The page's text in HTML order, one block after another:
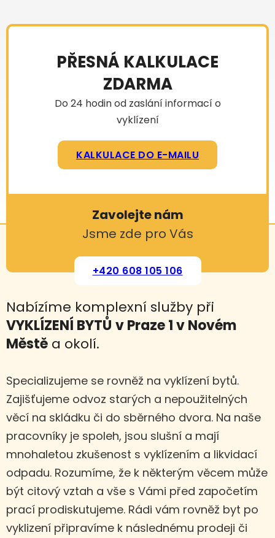
PŘESNÁ KALKULACE
ZDARMA
Do 24 hodin od zaslání informací o
vyklízení
KALKULACE DO E-MAILU
Zavolejte nám
Jsme zde pro Vás
+420 608 105 106
Nabízíme komplexní služby při
VYKLÍZENÍ BYTŮ v Praze 1 v Novém
Městě a okolí.
Specializujeme se rovněž na vyklízení bytů.
Zajišťujeme odvoz starých a nepoužitelných
věcí na skládku či do sběrného dvora. Na naše
pracovníky je spoleh, jsou slušní a mají
mnohaletou zkušenost s vyklízením a likvidací
odpadu. Rozumíme, že k některým věcem může
být citový vztah a vše s Vámi před započetím
prací prodiskutujeme. Rádi vám rovněž byt po
vyklizení připravíme k následnému prodeji či